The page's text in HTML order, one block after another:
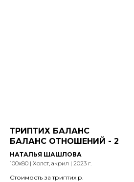
ТРИПТИХ БАЛАНС
БАЛАНС ОТНОШЕНИЙ - 2
НАТАЛЬЯ ШАШЛОВА
100х80 | Холст, акрил | 2023 г.
Стоимость за триптих р.